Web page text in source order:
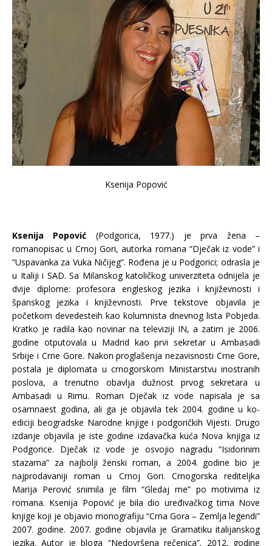
Ksenija Popović
Ksenija Popović (Podgorica, 1977.) je prva žena –
romanopisac u Crnoj Gori, autorka romana “Dječak iz vode” i
“Uspavanka za Vuka Ničijeg”. Rođena je u Podgorici; odrasla je
u Italiji i SAD. Sa Milanskog katoličkog univerziteta odnijela je
dvije diplome: profesora engleskog jezika i književnosti i
španskog jezika i književnosti. Prve tekstove objavila je
početkom devedesteih kao kolumnista dnevnog lista Pobjeda.
Kratko je radila kao novinar na televiziji IN, a zatim je 2006.
godine otputovala u Madrid kao prvi sekretar u Ambasadi
Srbije i Crne Gore. Nakon proglašenja nezavisnosti Crne Gore,
postala je diplomata u crnogorskom Ministarstvu inostranih
poslova, a trenutno obavlja dužnost prvog sekretara u
Ambasadi u Rimu. Roman Dječak iz vode napisala je sa
osamnaest godina, ali ga je objavila tek 2004. godine u ko-
ediciji beogradske Narodne knjige i podgoričkih Vijesti. Drugo
izdanje objavila je iste godine izdavačka kuća Nova knjiga iz
Podgorice. Dječak iz vode je osvojio nagradu “Isidorinim
stazama” za najbolji ženski roman, a 2004. godine bio je
najprodavaniji roman u Crnoj Gori. Crnogorska rediteljka
Marija Perović snimila je film “Gledaj me” po motivima iz
romana. Ksenija Popović je bila dio uređivačkog tima Nove
knjige koji je objavio monografiju “Crna Gora – Zemlja legendi”
2007. godine. 2007. godine objavila je Gramatiku italijanskog
jezika. Autor je bloga “Nedovršena rečenica”. 2012. godine